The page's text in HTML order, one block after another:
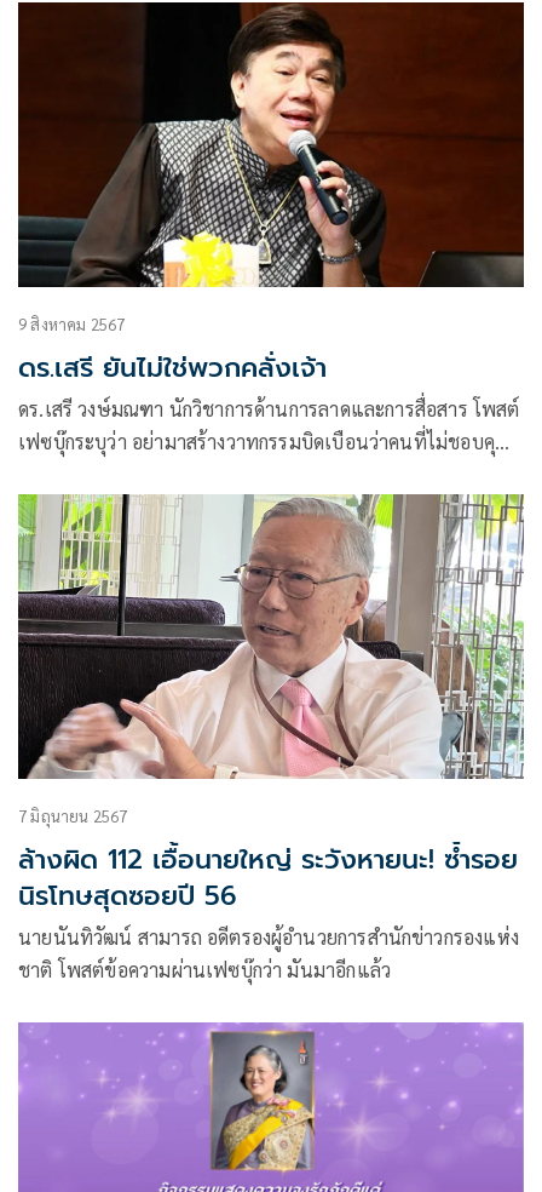
9 สิงหาคม 2567
ดร.เสรี ยันไม่ใช่พวกคลั่งเจ้า
ดร.เสรี วงษ์มณฑา นักวิชาการด้านการลาดและการสื่อสาร โพสต์
เฟซบุ๊กระบุว่า อย่ามาสร้างวาทกรรมบิดเบือนว่าคนที่ไม่ชอบคุณ
7 มิถุนายน 2567
ล้างผิด 112 เอื้อนายใหญ่ ระวังหายนะ! ซ้ำรอย
นิรโทษสุดซอยปี 56
นายนันทิวัฒน์ สามารถ อดีตรองผู้อำนวยการสำนักข่าวกรองแห่ง
ชาติ โพสต์ข้อความผ่านเฟซบุ๊กว่า มันมาอีกแล้ว